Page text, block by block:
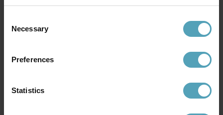
Selection
Necessary
Preferences
Statistics
KAMPANJ